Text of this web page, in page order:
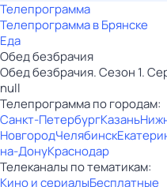
Телепрограмма
Телепрограмма в Брянске
Еда
Обед безбрачия
Обед безбрачия. Сезон 1.
null
Телепрограмма по городам:
Санкт-ПетербургКазань
НовгородЧелябинск
на-ДонуКраснодар
Телеканалы по тематикам:
Кино и сериалыБесплатные